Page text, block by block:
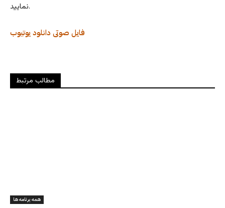
نمایید.
یوتیوب دانلود فایل صوتی
مطالب مرتبط
همه برنامه ها